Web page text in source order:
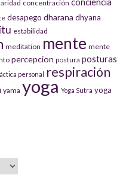
concentración
desapego dharana dhyana
estabilidad
meditation mente mente
percepcion postura posturas
personal respiración
yama yoga Yoga Sutra yoga